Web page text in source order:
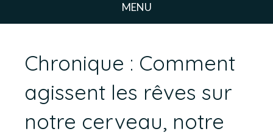
MENU
Chronique : Comment
agissent les rêves sur
notre cerveau, notre